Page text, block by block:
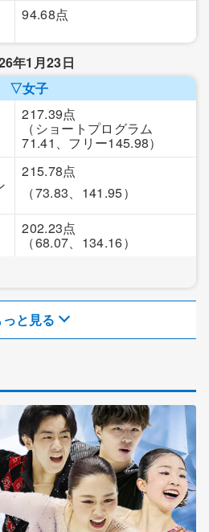
94.68点
年1月23日
▽女子
217.39点
（ショートプログラム
71.41、フリー145.98）
215.78点
（73.83、141.95）
202.23点
（68.07、134.16）
っと見る